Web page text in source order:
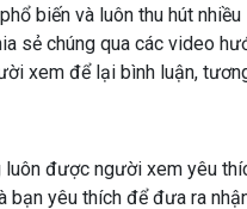
biến và luôn thu hút
sẻ chúng qua các video
xem để lại bình luận,
được người xem yêu
yêu thích để đưa ra